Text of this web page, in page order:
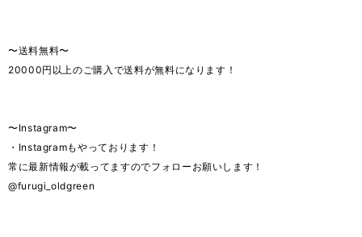
〜送料無料〜
20000円以上のご購入で送料が無料になります！
〜Instagram〜
・Instagramもやっております！
常に最新情報が載ってますのでフォローお願いします！
@furugi_oldgreen